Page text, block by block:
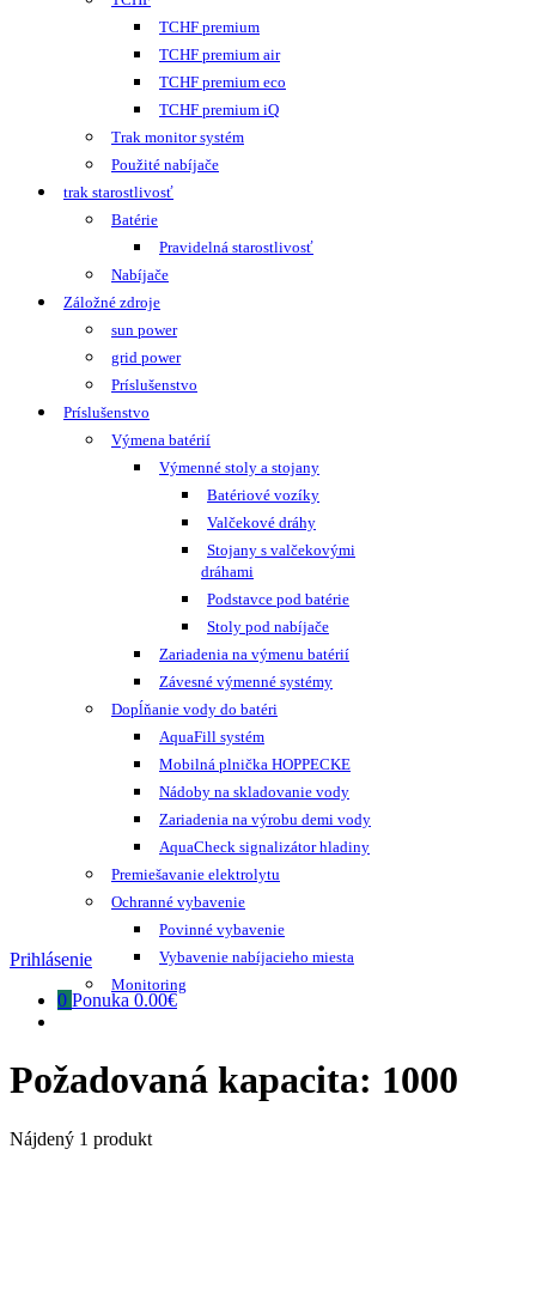
TCHF premium
TCHF premium air
TCHF premium eco
TCHF premium iQ
Trak monitor systém
Použité nabíjače
trak starostlivosť
Batérie
Pravidelná starostlivosť
Nabíjače
Záložné zdroje
sun power
grid power
Príslušenstvo
Príslušenstvo
Výmena batérií
Výmenné stoly a stojany
Batériové vozíky
Valčekové dráhy
Stojany s valčekovými
dráhami
Podstavce pod batérie
Stoly pod nabíjače
Zariadenia na výmenu batérií
Závesné výmenné systémy
Dopĺňanie vody do batéri
AquaFill systém
Mobilná plnička HOPPECKE
Nádoby na skladovanie vody
Zariadenia na výrobu demi vody
AquaCheck signalizátor hladiny
Premiešavanie elektrolytu
Ochranné vybavenie
Povinné vybavenie
Vybavenie nabíjacieho miesta
Monitoring
Prihlásenie
0 Ponuka 0.00€
Požadovaná kapacita: 1000
Nájdený 1 produkt